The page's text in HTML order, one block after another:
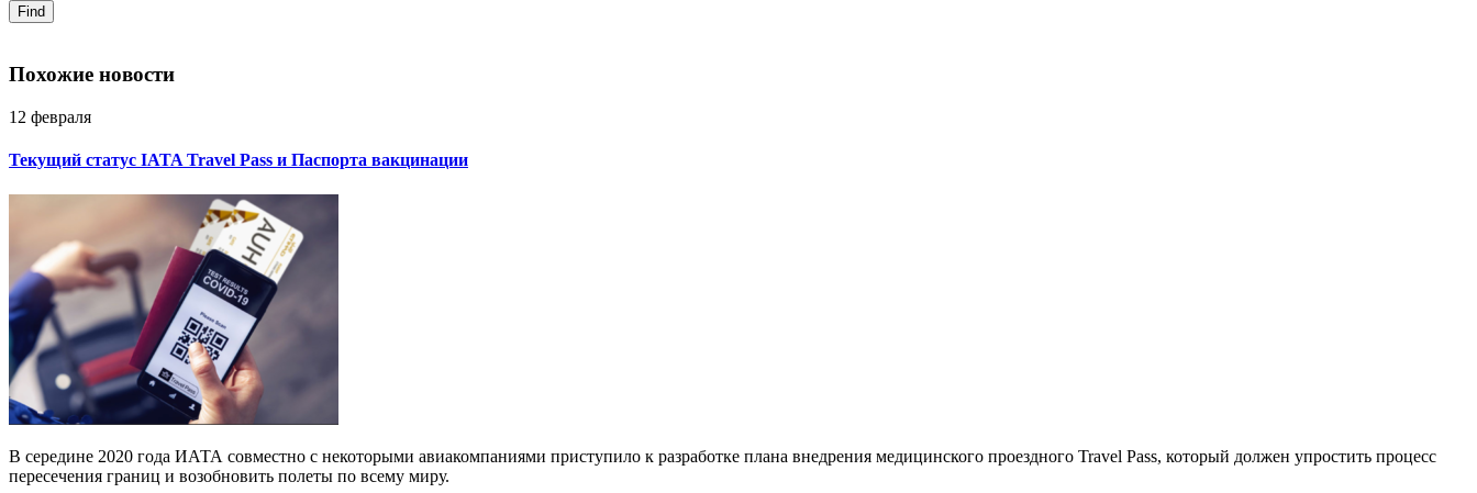
Find
Похожие новости
12 февраля
Текущий статус IATA Travel Pass и Паспорта вакцинации
В середине 2020 года ИАТА совместно с некоторыми авиакомпаниями приступило к разработке плана внедрения медицинского проездного Travel Pass, который должен упростить процесс
пересечения границ и возобновить полеты по всему миру.